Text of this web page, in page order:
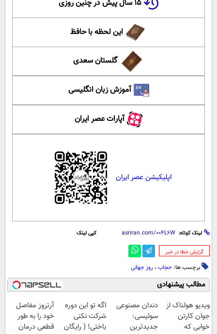
۱۵ سال پیش در چنین روزی
این لحظه با حافظ
گلستان سعدی
آموزش زبان انگلیسی
آپارات عصر ایران
اپلیکیشن عصر ایران
لینک کوتاه: کپی لینک
‌گزارش خطا در خبر
برچسب ها: حجاب ، روز جهانی
مطالب پیشنهادی
ویدیو هولناک از
جوان کارتن
خوابی که
دندان مصنوعی
سوئیسی:
جدیدترین
اگه تو این دوره
شرکت نکنی
باختی! ( رایگان
آرتروز مفاصل
خود را به طور
قطعی درمان